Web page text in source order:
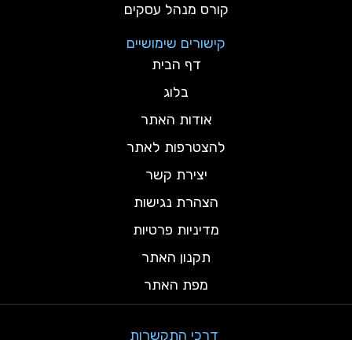
קורס מנהל עסקים
קישורים שימושיים
דף הבית
בלוג
אודות האתר
להצטרפות לאתר
יצירת קשר
הצהרת נגישות
מדיניות פרטיות
תקנון האתר
מפת האתר
דרכי התקשרות